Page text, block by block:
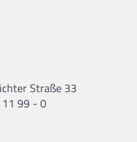
Straße 33
99 - 0